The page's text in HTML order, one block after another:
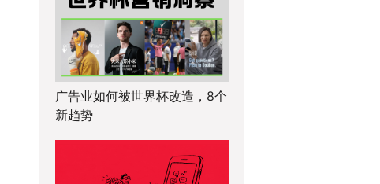
广告业如何被世界杯改造，8个
新趋势